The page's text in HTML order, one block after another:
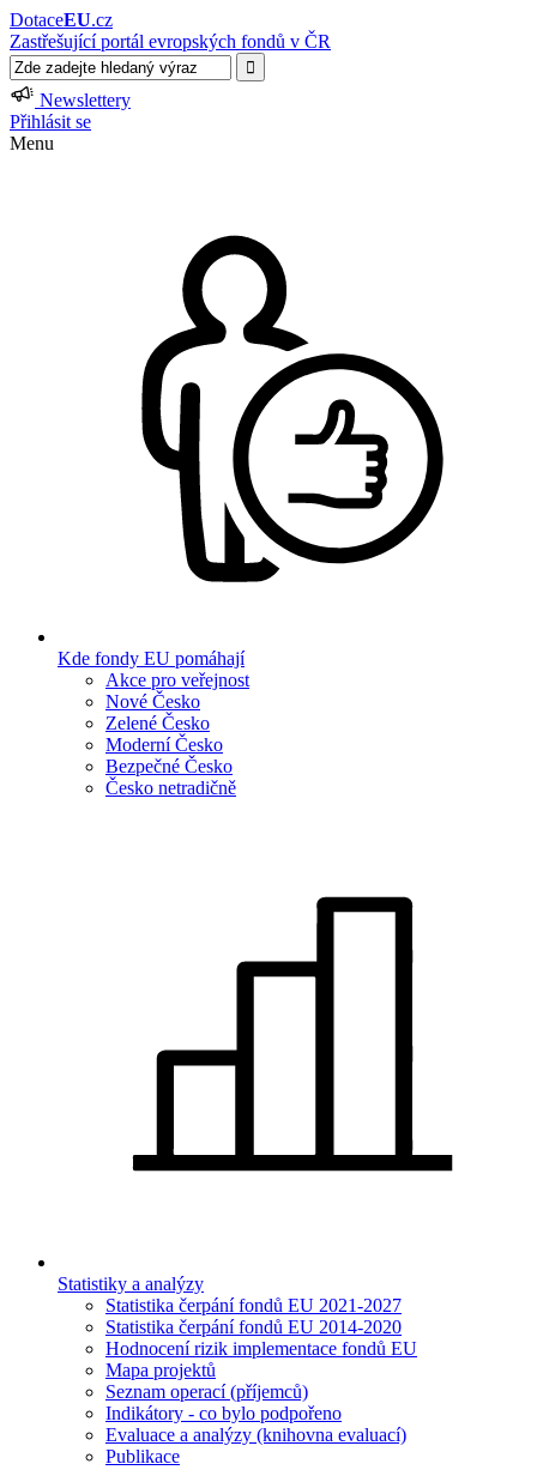
DotaceEU.cz
Zastřešující portál evropských fondů v ČR
Newslettery
Přihlásit se
Menu
Kde fondy EU pomáhají
Akce pro veřejnost
Nové Česko
Zelené Česko
Moderní Česko
Bezpečné Česko
Česko netradičně
Statistiky a analýzy
Statistika čerpání fondů EU 2021-2027
Statistika čerpání fondů EU 2014-2020
Hodnocení rizik implementace fondů EU
Mapa projektů
Seznam operací (příjemců)
Indikátory - co bylo podpořeno
Evaluace a analýzy (knihovna evaluací)
Publikace